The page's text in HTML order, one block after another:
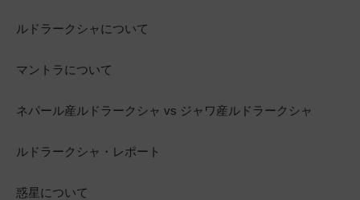
ルドラークシャについて
マントラについて
ネパール産ルドラークシャ vs ジャワ産ルドラークシャ
ルドラークシャ・レポート
惑星について